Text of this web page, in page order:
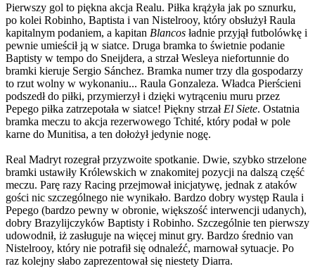
Pierwszy gol to piękna akcja Realu. Piłka krążyła jak po sznurku,
po kolei Robinho, Baptista i van Nistelrooy, który obsłużył Raula
kapitalnym podaniem, a kapitan Blancos ładnie przyjął futbolówkę i
pewnie umieścił ją w siatce. Druga bramka to świetnie podanie
Baptisty w tempo do Sneijdera, a strzał Wesleya niefortunnie do
bramki kieruje Sergio Sánchez. Bramka numer trzy dla gospodarzy
to rzut wolny w wykonaniu... Raula Gonzaleza. Władca Pierścieni
podszedł do piłki, przymierzył i dzięki wytrąceniu muru przez
Pepego piłka zatrzepotała w siatce! Piękny strzał El Siete. Ostatnia
bramka meczu to akcja rezerwowego Tchité, który podał w pole
karne do Munitisa, a ten dołożył jedynie nogę.
Real Madryt rozegrał przyzwoite spotkanie. Dwie, szybko strzelone
bramki ustawiły Królewskich w znakomitej pozycji na dalszą część
meczu. Parę razy Racing przejmował inicjatywę, jednak z ataków
gości nic szczególnego nie wynikało. Bardzo dobry występ Raula i
Pepego (bardzo pewny w obronie, większość interwencji udanych),
dobry Brazylijczyków Baptisty i Robinho. Szczególnie ten pierwszy
udowodnił, iż zasługuje na więcej minut gry. Bardzo średnio van
Nistelrooy, który nie potrafił się odnaleźć, marnował sytuacje. Po
raz kolejny słabo zaprezentował się niestety Diarra.